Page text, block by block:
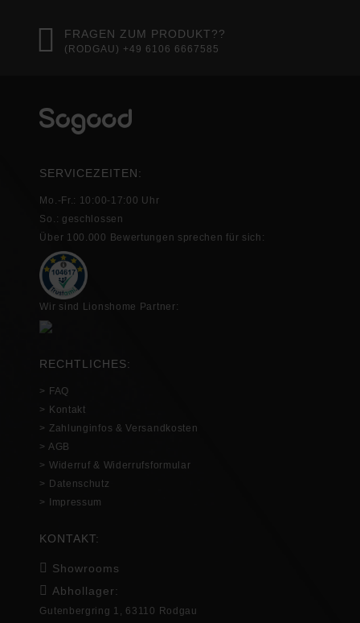
FRAGEN ZUM PRODUKT??
(RODGAU) +49 6106 6667585
SERVICEZEITEN:
Mo.-Fr.: 10:00-17:00 Uhr
So.: geschlossen
Über 100.000 Bewertungen sprechen für sich:
Wir sind Lionshome Partner:
RECHTLICHES:
> FAQ
> Kontakt
> Zahlunginfos & Versandkosten
> AGB
> Widerruf & Widerrufsformular
> Datenschutz
> Impressum
KONTAKT:
Showrooms
Abhollager:
Gutenbergring 1, 63110 Rodgau